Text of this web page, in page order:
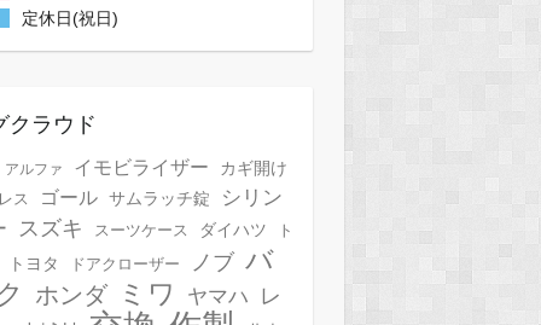
定休日(祝日)
クラウド
アルファ イモビライザー
カギ開け
ス
ゴール サムラッチ錠
シリン
スズキ スーツケース ダイハツ ト
トヨタ ドアクローザー ノブ バ
ホンダ ミワ ヤマハ
レ